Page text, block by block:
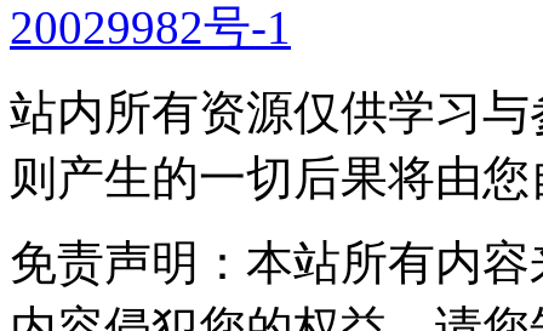
20029982号-1
站内所有资源仅供学习
则产生的一切后果将由
免责声明：本站所有内